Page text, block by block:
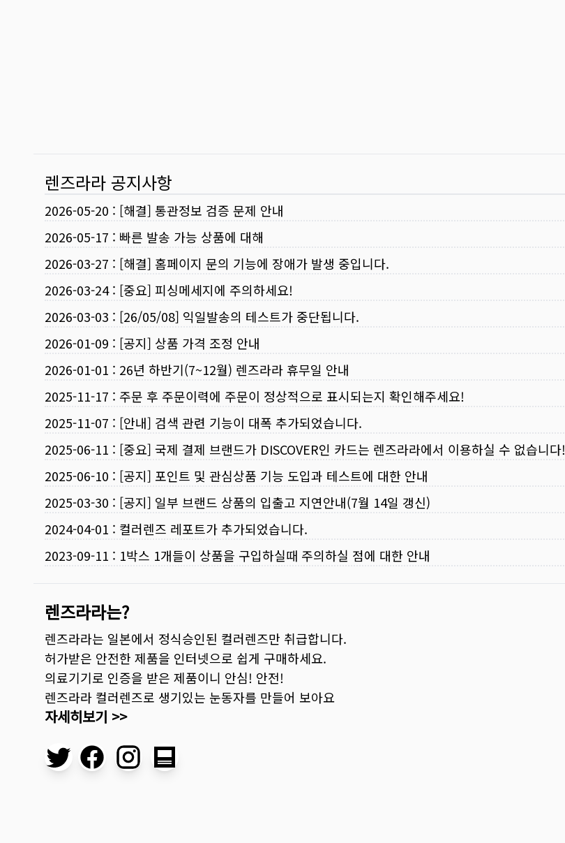
렌즈라라 공지사항
2026-05-20 : [해결] 통관정보 검증 문제 안내
2026-05-17 : 빠른 발송 가능 상품에 대해
2026-03-27 : [해결] 홈페이지 문의 기능에 장애가 발생 중입니다.
2026-03-24: [중요] 피싱메세지에 주의하세요!
2026-03-03 : [26/05/08] 익일발송의 테스트가 중단됩니다.
2026-01-09 : [공지] 상품 가격 조정 안내
2026-01-01 : 26년 하반기(7~12월) 렌즈라라 휴무일 안내
2025-11-17 : 주문 후 주문이력에 주문이 정상적으로 표시되는지 확인해주세요!
2025-11-07 : [안내] 검색 관련 기능이 대폭 추가되었습니다.
2025-06-11 : [중요] 국제 결제 브랜드가 DISCOVER인 카드는 렌즈라라에서 이용하실 수 없습니다!
2025-06-10 : [공지] 포인트 및 관심상품 기능 도입과 테스트에 대한 안내
2025-03-30 : [공지] 일부 브랜드 상품의 입출고 지연안내(7월 14일 갱신)
2024-04-01 : 컬러렌즈 레포트가 추가되었습니다.
2023-09-11 : 1박스 1개들이 상품을 구입하실때 주의하실 점에 대한 안내
렌즈라라는?
렌즈라라는 일본에서 정식승인된 컬러렌즈만 취급합니다.
허가받은 안전한 제품을 인터넷으로 쉽게 구매하세요.
의료기기로 인증을 받은 제품이니 안심! 안전!
렌즈라라 컬러렌즈로 생기있는 눈동자를 만들어 보아요
자세히보기 >>